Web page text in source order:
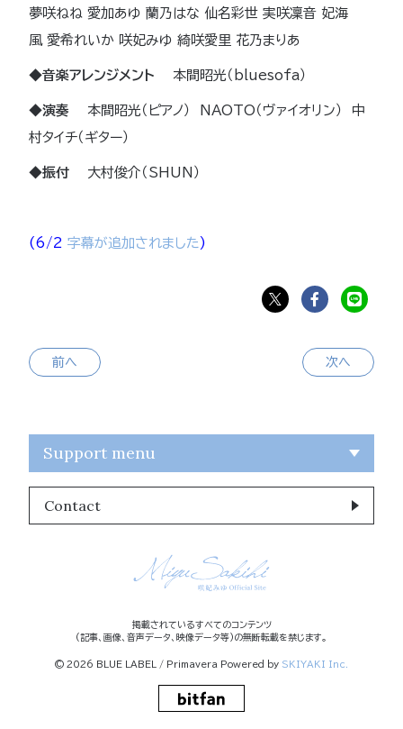
夢咲ねね 愛加あゆ 蘭乃はな 仙名彩世 実咲凜音 妃海
風 愛希れいか 咲妃みゆ 綺咲愛里 花乃まりあ
◆音楽アレンジメント 本間昭光（bluesofa）
◆演奏 本間昭光（ピアノ） NAOTO（ヴァイオリン） 中
村タイチ（ギター）
◆振付 大村俊介（SHUN）
(6/2 字幕が追加されました )
前へ 次へ
Support menu
Contact
掲載されているすべてのコンテンツ
(記事、画像、音声データ、映像データ等)の無断転載を禁じます。
© 2026 BLUE LABEL / Primavera Powered by SKIYAKI Inc.